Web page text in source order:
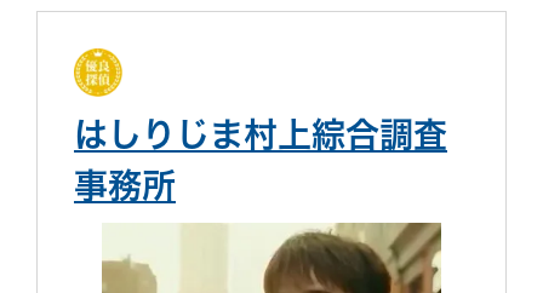
はしりじま村上綜合調査
事務所